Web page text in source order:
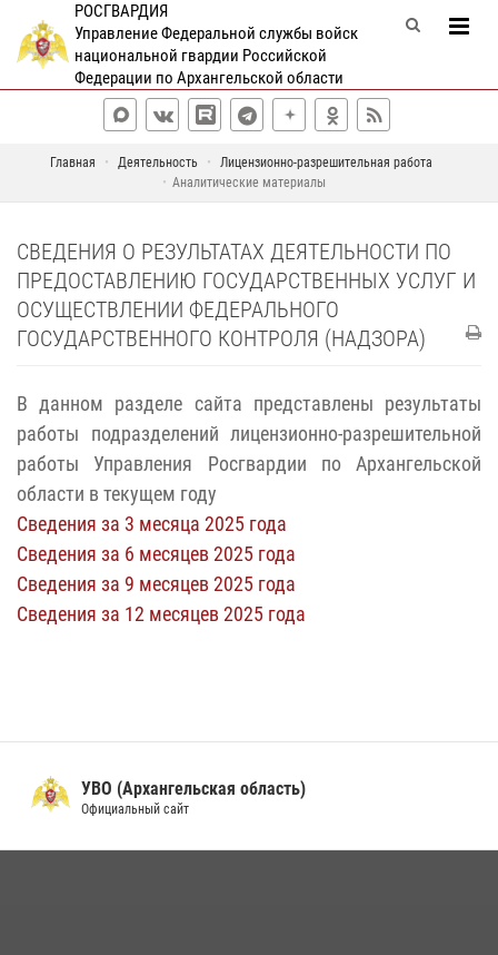
РОСГВАРДИЯ
Управление Федеральной службы войск
национальной гвардии Российской
Федерации по Архангельской области
Главная Деятельность
Лицензионно-разрешительная работа
Аналитические материалы
СВЕДЕНИЯ О РЕЗУЛЬТАТАХ ДЕЯТЕЛЬНОСТИ ПО
ПРЕДОСТАВЛЕНИЮ ГОСУДАРСТВЕННЫХ УСЛУГ И
ОСУЩЕСТВЛЕНИИ ФЕДЕРАЛЬНОГО
ГОСУДАРСТВЕННОГО КОНТРОЛЯ (НАДЗОРА)
В данном разделе сайта представлены результаты
работы подразделений лицензионно-разрешительной
работы Управления Росгвардии по Архангельской
области в текущем году
Сведения за 3 месяца 2025 года
Сведения за 6 месяцев 2025 года
Сведения за 9 месяцев 2025 года
Сведения за 12 месяцев 2025 года
УВО (Архангельская область)
Официальный сайт